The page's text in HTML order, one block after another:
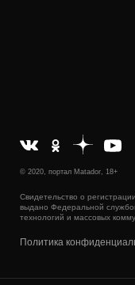
© 2020, портал Matador, 18+
Свидетельство о
выдано Федеральной
технологий и массовых
Политика